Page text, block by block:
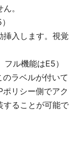
。
挿入します。視覚
ル機能はE5）
ラベルが付いて
リシー側でアク
することが可能で